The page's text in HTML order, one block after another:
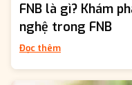
FNB là gì? Khám
nghệ trong FNB
Đọc thêm